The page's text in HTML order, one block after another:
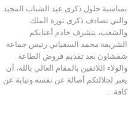
بمناسبة حلول ذكرى عيد الشباب المجيد
والتي تصادف ذكرى ثورة الملك
والشعب، يتشرف خادم أعتابكم
الشريفة محمد السفياني رئيس جماعة
شفشاون بعد تقديم فروض الطاعة
والولاء اللائقين بالمقام العالي بالله، أن
يعبر لجلالتكم أصالة عن نفسه ونيابة عن
كافة…